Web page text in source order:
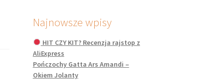
Najnowsze wpisy
HIT CZY KIT? Recenzja rajstop z
AliExpress
Pończochy Gatta Ars Amandi –
Okiem Jolanty